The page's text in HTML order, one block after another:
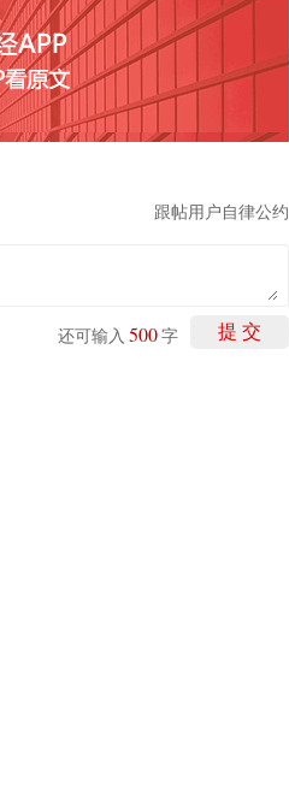
跟帖用户自律公约
提 交
还可输入 500 字